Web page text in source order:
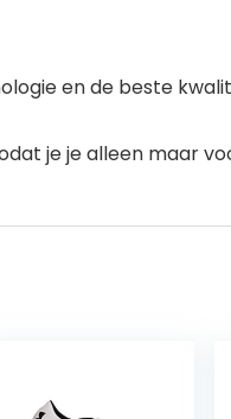
en de beste
je je alleen maar